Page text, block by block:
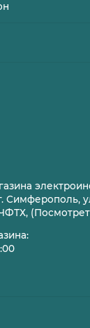
Симферополь,